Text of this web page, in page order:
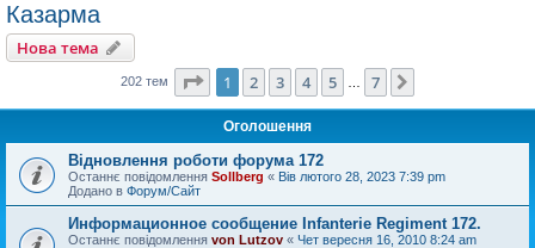
Казарма
Нова тема
202 тем Сторінка1 7
1 2 3 4 5 7
Оголошення
Відновлення роботи форума 172
Останнє повідомлення Sollberg « Вів лютого 28, 2023 7:39 pm
Додано в Форум/Сайт
Информационное сообщение Infanterie Regiment 172.
Останнє повідомлення von Lutzov « Чет вересня 16, 2010 8:24 am